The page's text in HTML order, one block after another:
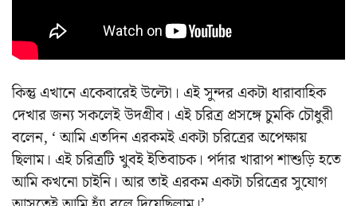
কিন্তু এখানে একেবারেই উল্টো। এই সুন্দর একটা ধারাবাহিক
দেখার জন্য সকলেই উদগ্রীব। এই চরিত্র প্রসঙ্গে চুমকি চৌধুরী
বলেন, ‘ আমি এতদিন এরকমই একটা চরিত্রের অপেক্ষায়
ছিলাম। এই চরিত্রটি খুবই ইতিবাচক। পর্দার খারাপ শাশুড়ি হতে
আমি কখনো চাইনি। আর তাই এরকম একটা চরিত্রের সুযোগ